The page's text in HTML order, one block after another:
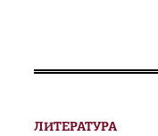
ЛИТЕРАТУРА